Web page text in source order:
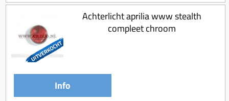
Achterlicht aprilia www stealth
compleet chroom
Info